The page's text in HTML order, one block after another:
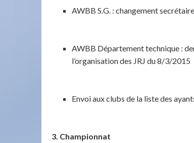
AWBB S.G. : changement
AWBB Département technique :
l’organisation des JRJ du 8/3/2015
Envoi aux clubs de la liste des
3. Championnat